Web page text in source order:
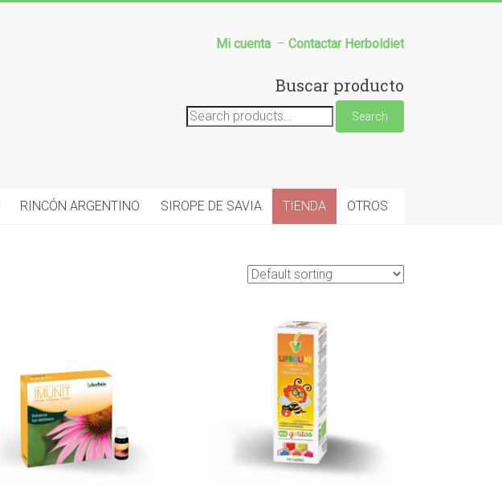
Mi cuenta – Contactar Herboldiet
Buscar producto
Search
for:
Search
RINCÓN ARGENTINO SIROPE DE SAVIA TIENDA OTROS